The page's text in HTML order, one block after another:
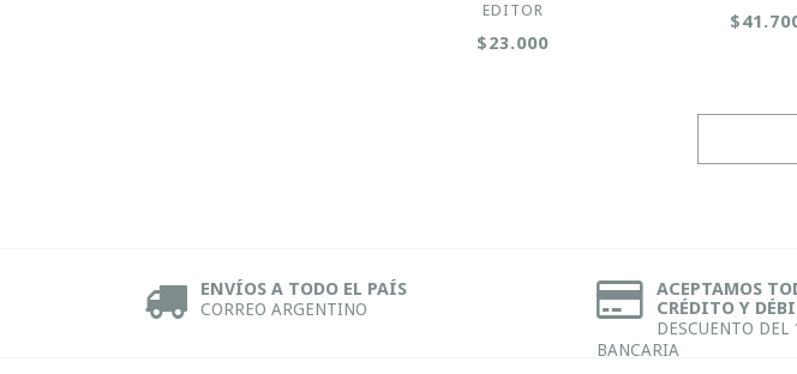
EDITOR
$23.000
ENVÍOS A TODO EL PAÍS
CORREO ARGENTINO
ACEPTAMOS
CRÉDITO Y
DESCUENTO DEL
BANCARIA